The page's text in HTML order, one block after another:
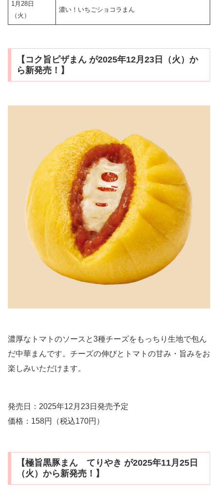
1月28日
（火）
濃い！いちごショコラまん
【コク旨ピザまん が2025年12月23日（火）か
ら新発売！】
濃厚なトマトのソースと3種チーズをもっちり生地で包ん
だ中華まんです。チーズの伸びとトマトの甘み・旨みをお
楽しみいただけます。
発売日：2025年12月23日発売予定
価格：158円（税込170円）
【極旨黒豚まん てりやき が2025年11月25日
（火）から新発売！】